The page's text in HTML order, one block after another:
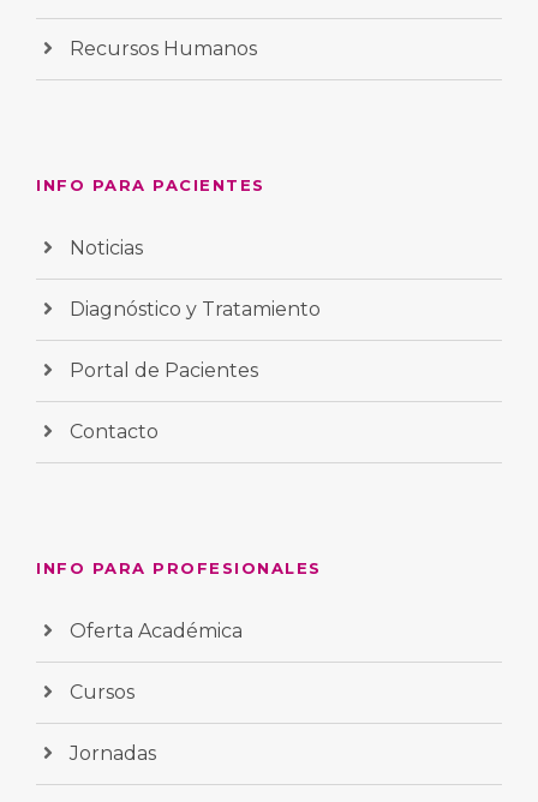
Recursos Humanos
INFO PARA PACIENTES
Noticias
Diagnóstico y Tratamiento
Portal de Pacientes
Contacto
INFO PARA PROFESIONALES
Oferta Académica
Cursos
Jornadas